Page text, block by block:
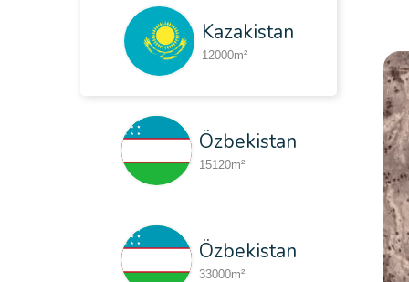
Kazakistan
12000m²
Özbekistan
15120m²
Özbekistan
33000m²